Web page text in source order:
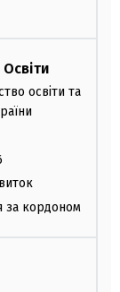
освіти та
за кордоном